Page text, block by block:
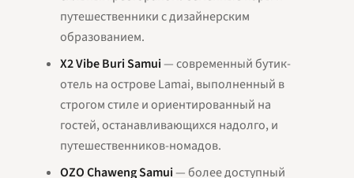
путешественники с дизайнерским
образованием.
X2 Vibe Buri Samui— современный бутик-
отель на острове Lamai, выполненный в
строгом стиле и ориентированный на
гостей, останавливающихся надолго, и
путешественников-номадов.
OZO Chaweng Samui— более доступный